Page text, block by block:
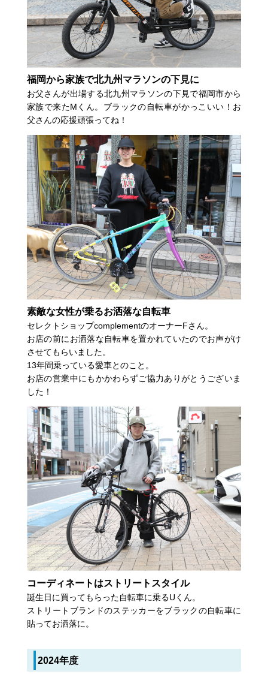
福岡から家族で北九州マラソンの下見に
お父さんが出場する北九州マラソンの下見で福岡市から
家族で来たMくん。ブラックの自転車がかっこいい！お
父さんの応援頑張ってね！
素敵な女性が乗るお洒落な自転車
セレクトショップcomplementのオーナーFさん。
お店の前にお洒落な自転車を置かれていたのでお声がけ
させてもらいました。
13年間乗っている愛車とのこと。
お店の営業中にもかかわらずご協力ありがとうございま
した！
コーディネートはストリートスタイル
誕生日に買ってもらった自転車に乗るUくん。
ストリートブランドのステッカーをブラックの自転車に
貼ってお洒落に。
2024年度